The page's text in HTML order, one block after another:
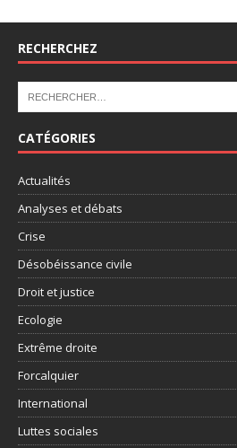
RECHERCHEZ
CATÉGORIES
Actualités
Analyses et débats
Crise
Désobéissance civile
Droit et justice
Ecologie
Extrême droite
Forcalquier
International
Luttes sociales